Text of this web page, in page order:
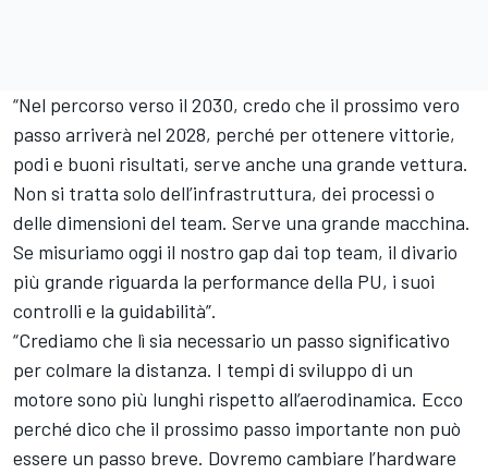
“Nel percorso verso il 2030, credo che il prossimo vero
passo arriverà nel 2028, perché per ottenere vittorie,
podi e buoni risultati, serve anche una grande vettura.
Non si tratta solo dell’infrastruttura, dei processi o
delle dimensioni del team. Serve una grande macchina.
Se misuriamo oggi il nostro gap dai top team, il divario
più grande riguarda la performance della PU, i suoi
controlli e la guidabilità”.
“Crediamo che lì sia necessario un passo significativo
per colmare la distanza. I tempi di sviluppo di un
motore sono più lunghi rispetto all’aerodinamica. Ecco
perché dico che il prossimo passo importante non può
essere un passo breve. Dovremo cambiare l’hardware